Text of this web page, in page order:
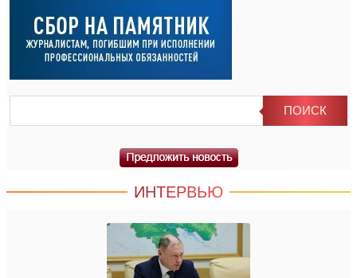
ИНТЕРВЬЮ